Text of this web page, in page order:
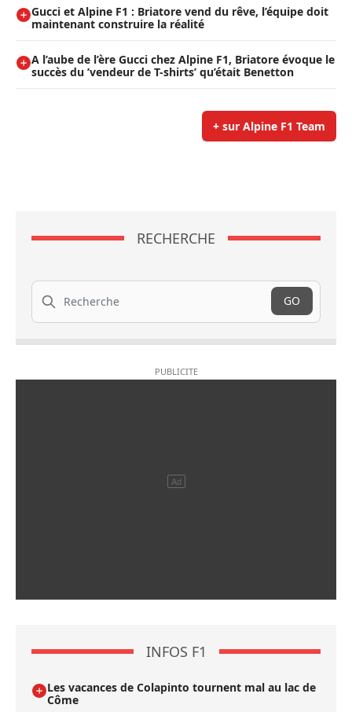
Gucci et Alpine F1 : Briatore vend du rêve, l’équipe doit
maintenant construire la réalité
A l’aube de l’ère Gucci chez Alpine F1, Briatore évoque le
succès du ’vendeur de T-shirts’ qu’était Benetton
+ sur Alpine F1 Team
RECHERCHE
Recherche
GO
INFOS F1
Les vacances de Colapinto tournent mal au lac de
Côme